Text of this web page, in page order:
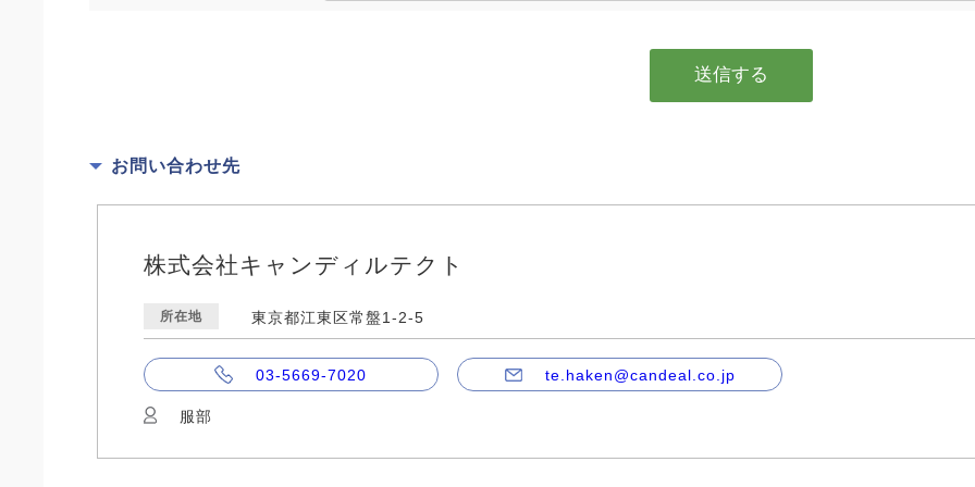
お問い合わせ先
株式会社キャンディルテクト
所在地 東京都江東区常盤1-2-5
03-5669-7020 te.haken@candeal.co.jp
服部